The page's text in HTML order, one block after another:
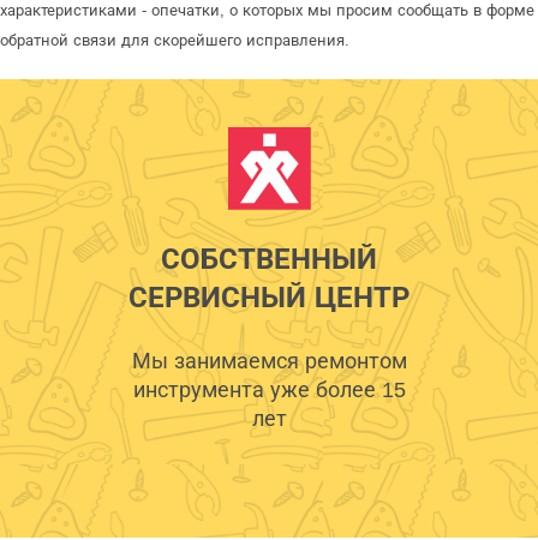
характеристиками - опечатки, о которых мы просим сообщать в форме
обратной связи для скорейшего исправления.
СОБСТВЕННЫЙ
СЕРВИСНЫЙ ЦЕНТР
Мы занимаемся ремонтом
инструмента уже более 15
лет